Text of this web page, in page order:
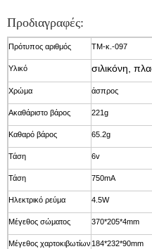
Προδιαγραφές:
Πρότυπος αριθμός TM-κ.-097
Υλικό σιλικόνη,
Χρώμα άσπρος
Ακαθάριστο βάρος 221g
Καθαρό βάρος 65.2g
Τάση 6v
Τάση 750mA
Ηλεκτρικό ρεύμα 4.5W
Μέγεθος σώματος 370*205*4mm
Μέγεθος χαρτοκιβωτίων 184*232*90mm